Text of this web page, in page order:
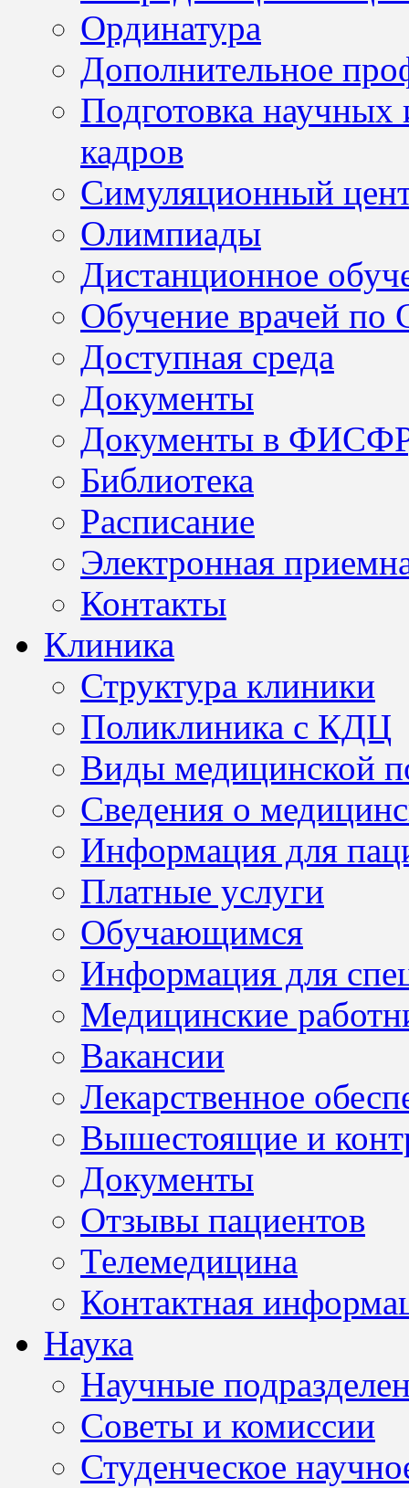
Ординатура
Дополнительное
Подготовка научных
кадров
Симуляционный
Олимпиады
Дистанционное
Обучение врачей по
Доступная среда
Документы
Документы в
Библиотека
Расписание
Электронная
Контакты
Клиника
Структура клиники
Поликлиника с КДЦ
Виды медицинской
Сведения о
Информация для
Платные услуги
Обучающимся
Информация для
Медицинские
Вакансии
Лекарственное
Вышестоящие и
Документы
Отзывы пациентов
Телемедицина
Контактная
Наука
Научные
Советы и комиссии
Студенческое